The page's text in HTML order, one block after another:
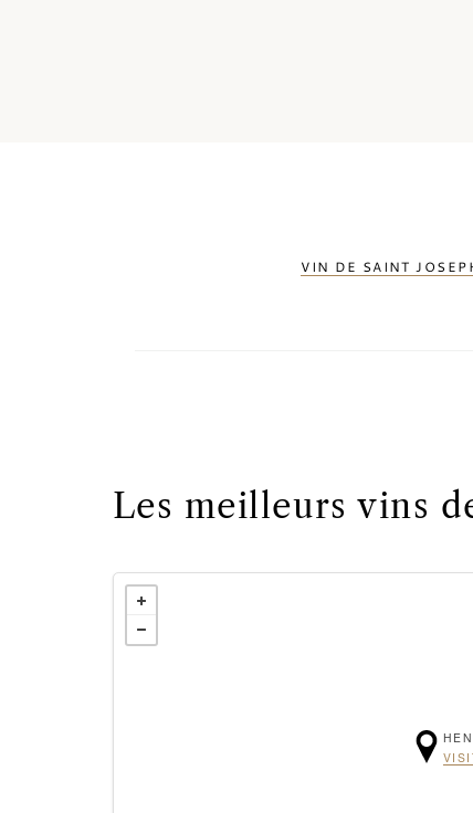
VIN DE SAINT
Les meilleurs vins